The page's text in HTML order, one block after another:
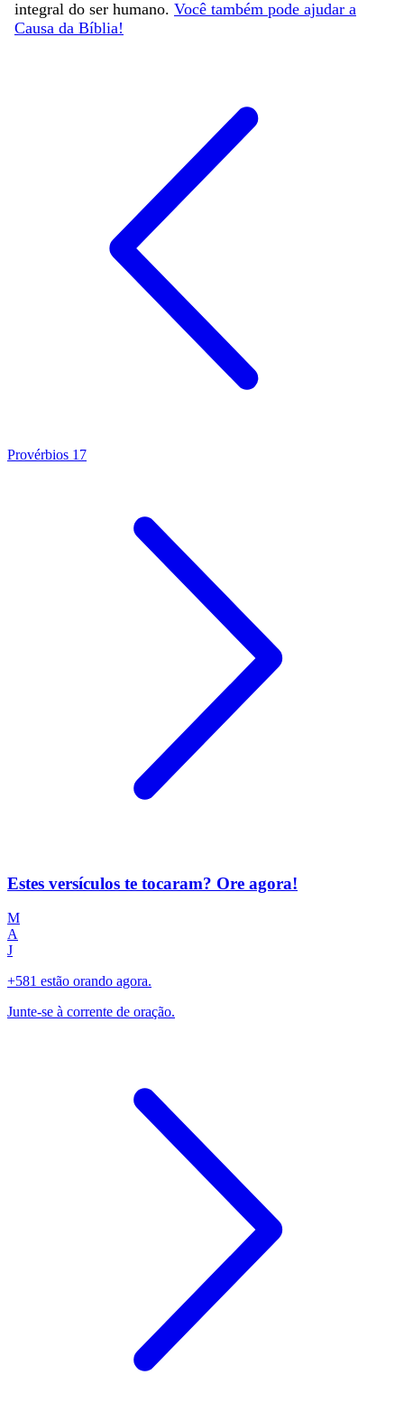
integral do ser humano. Você também pode ajudar a
Causa da Bíblia!
Provérbios 17
Estes versículos te tocaram? Ore agora!
M
A
J
+581 estão orando agora.
Junte-se à corrente de oração.